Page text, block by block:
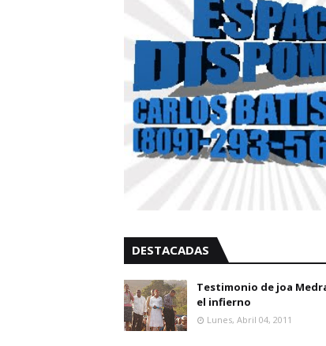
DESTACADAS
Testimonio de joa
el infierno
Lunes, Abril 04, 2011